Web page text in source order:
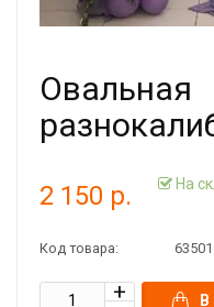
Овальная
2 150 р. На
Код товара: